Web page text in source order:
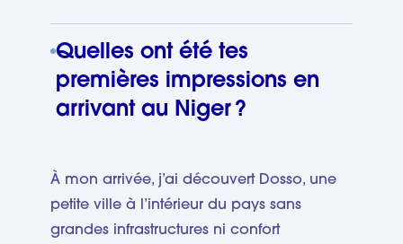
Quelles ont été tes
premières impressions en
arrivant au Niger ?
À mon arrivée, j’ai découvert Dosso, une
petite ville à l’intérieur du pays sans
grandes infrastructures ni confort